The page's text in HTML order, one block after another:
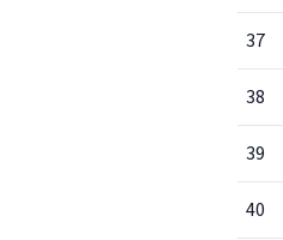
37
38
39
40